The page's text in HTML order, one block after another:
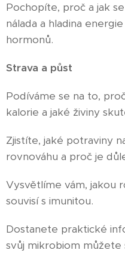
Pochopíte, proč a jak
nálada a hladina
hormonů.
Strava a půst
Podíváme se na to,
kalorie a jaké živiny
Zjistíte, jaké potraviny
rovnováhu a proč je
Vysvětlíme vám, jakou
souvisí s imunitou.
Dostanete praktické
svůj mikrobiom můžete